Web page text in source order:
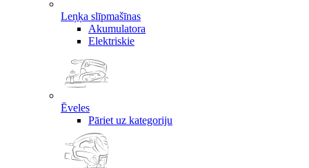
Leņķa slīpmašīnas
Akumulatora
Elektriskie
Ēveles
Pāriet uz kategoriju